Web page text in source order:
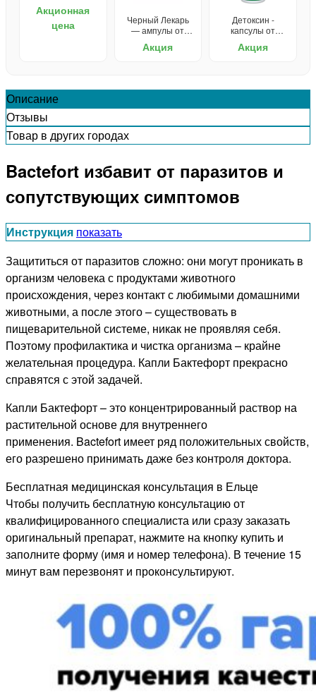
Акционная
цена
Черный Лекарь
— ампулы от
Акция
Детоксин -
капсулы от
Акция
Описание
Отзывы
Товар в других городах
Bactefort избавит от паразитов и
сопутствующих симптомов
Инструкция показать
Защититься от паразитов сложно: они могут проникать в
организм человека с продуктами животного
происхождения, через контакт с любимыми домашними
животными, а после этого – существовать в
пищеварительной системе, никак не проявляя себя.
Поэтому профилактика и чистка организма – крайне
желательная процедура. Капли Бактефорт прекрасно
справятся с этой задачей.
Капли Бактефорт – это концентрированный раствор на
растительной основе для внутреннего
применения. Bactefort имеет ряд положительных свойств,
его разрешено принимать даже без контроля доктора.
Бесплатная медицинская консультация в Ельце
Чтобы получить бесплатную консультацию от
квалифицированного специалиста или сразу заказать
оригинальный препарат, нажмите на кнопку купить и
заполните форму (имя и номер телефона). В течение 15
минут вам перезвонят и проконсультируют.